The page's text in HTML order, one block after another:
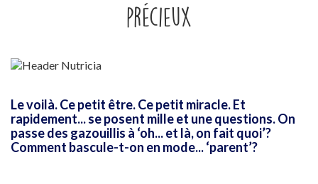
précieux
Paragraphs
Le voilà. Ce petit être. Ce petit miracle. Et
rapidement... se posent mille et une questions.On
passe des gazouillis à ‘oh... et là, on fait quoi’?
Comment bascule-t-on en mode... ‘parent’?